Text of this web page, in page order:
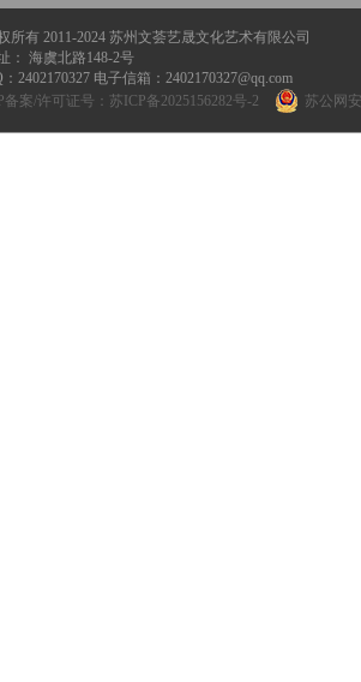
所有 2011-2024 苏州文荟艺晟文化艺术有限公司
： 海虞北路148-2号
2402170327 电子信箱：2402170327@qq.com
备案/许可证号： 苏ICP备2025156282号-2 苏公网